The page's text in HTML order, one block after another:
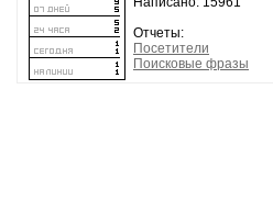
Отчеты:
Посетители
Поисковые фразы